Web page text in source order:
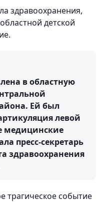
здравоохранения,
детской
в областную
Ей был
левой
медицинские
пресс-секретарь
здравоохранения
трагическое событие